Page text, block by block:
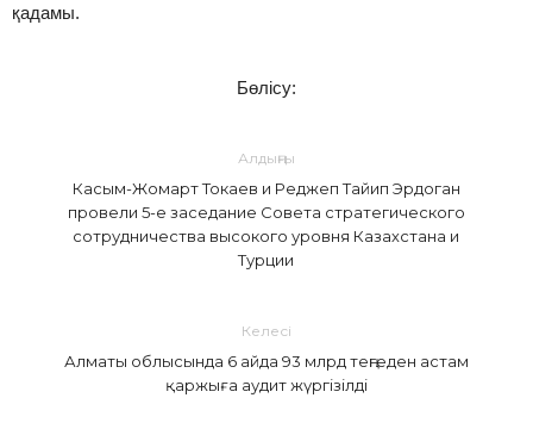
қадамы.
Бөлісу:
Алдыңғы
Касым-Жомарт Токаев и Реджеп Тайип Эрдоган
провели 5-е заседание Совета стратегического
сотрудничества высокого уровня Казахстана и
Турции
Келесі
Алматы облысында 6 айда 93 млрд теңгеден астам
қаржыға аудит жүргізілді